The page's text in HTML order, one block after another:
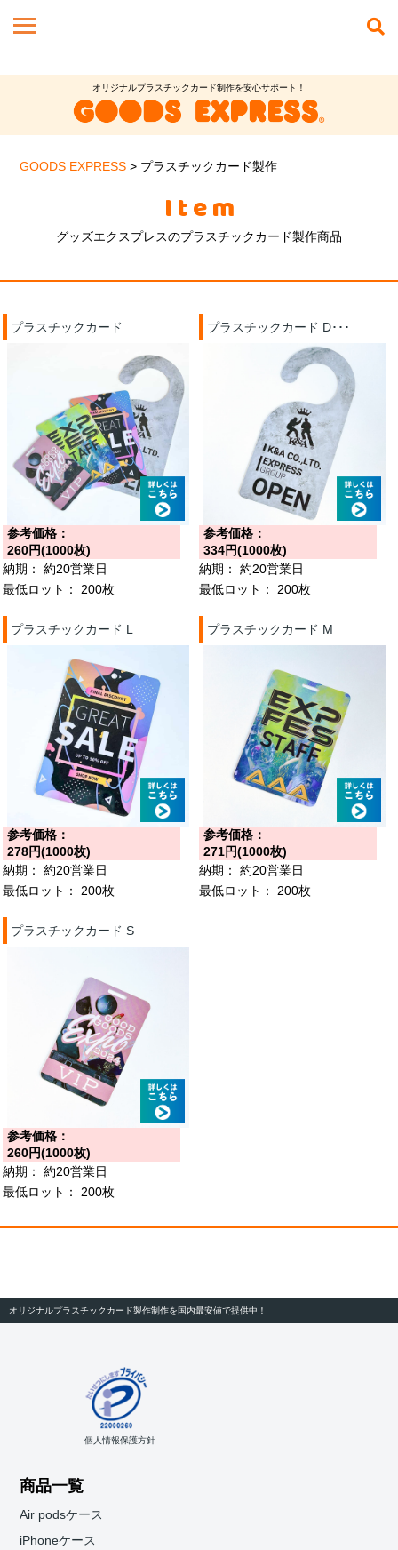
オリジナルプラスチックカード制作を安心サポート！
GOODS EXPRESS > プラスチックカード製作
Item
グッズエクスプレスのプラスチックカード製作商品
プラスチックカード
参考価格：
260円(1000枚)
納期：
約20営業日
最低ロット：
200枚
プラスチックカード D･･･
参考価格：
334円(1000枚)
納期：
約20営業日
最低ロット：
200枚
プラスチックカード L
参考価格：
278円(1000枚)
納期：
約20営業日
最低ロット：
200枚
プラスチックカード M
参考価格：
271円(1000枚)
納期：
約20営業日
最低ロット：
200枚
プラスチックカード S
参考価格：
260円(1000枚)
納期：
約20営業日
最低ロット：
200枚
オリジナルプラスチックカード製作制作を国内最安値で提供中！
個人情報保護方針
商品一覧
Air podsケース
iPhoneケース